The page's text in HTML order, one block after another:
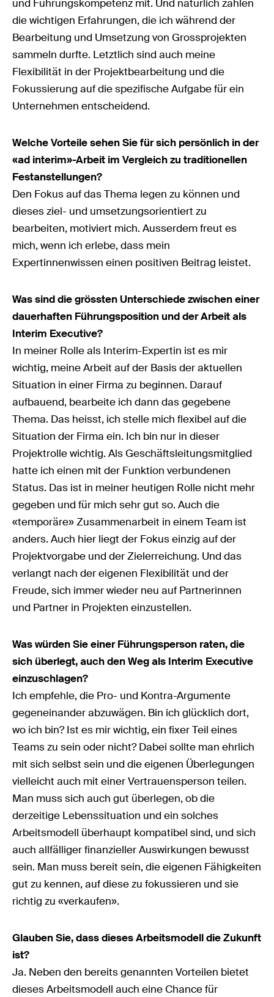
und Führungskompetenz mit. Und natürlich zählen
die wichtigen Erfahrungen, die ich während der
Bearbeitung und Umsetzung von Grossprojekten
sammeln durfte. Letztlich sind auch meine
Flexibilität in der Projektbearbeitung und die
Fokussierung auf die spezifische Aufgabe für ein
Unternehmen entscheidend.
Welche Vorteile sehen Sie für sich persönlich in der
«ad interim»-Arbeit im Vergleich zu traditionellen
Festanstellungen?
Den Fokus auf das Thema legen zu können und
dieses ziel- und umsetzungsorientiert zu
bearbeiten, motiviert mich. Ausserdem freut es
mich, wenn ich erlebe, dass mein
Expertinnenwissen einen positiven Beitrag leistet.
Was sind die grössten Unterschiede zwischen einer
dauerhaften Führungsposition und der Arbeit als
Interim Executive?
In meiner Rolle als Interim-Expertin ist es mir
wichtig, meine Arbeit auf der Basis der aktuellen
Situation in einer Firma zu beginnen. Darauf
aufbauend, bearbeite ich dann das gegebene
Thema. Das heisst, ich stelle mich flexibel auf die
Situation der Firma ein. Ich bin nur in dieser
Projektrolle wichtig. Als Geschäftsleitungsmitglied
hatte ich einen mit der Funktion verbundenen
Status. Das ist in meiner heutigen Rolle nicht mehr
gegeben und für mich sehr gut so. Auch die
«temporäre» Zusammenarbeit in einem Team ist
anders. Auch hier liegt der Fokus einzig auf der
Projektvorgabe und der Zielerreichung. Und das
verlangt nach der eigenen Flexibilität und der
Freude, sich immer wieder neu auf Partnerinnen
und Partner in Projekten einzustellen.
Was würden Sie einer Führungsperson raten, die
sich überlegt, auch den Weg als Interim Executive
einzuschlagen?
Ich empfehle, die Pro- und Kontra-Argumente
gegeneinander abzuwägen. Bin ich glücklich dort,
wo ich bin? Ist es mir wichtig, ein fixer Teil eines
Teams zu sein oder nicht? Dabei sollte man ehrlich
mit sich selbst sein und die eigenen Überlegungen
vielleicht auch mit einer Vertrauensperson teilen.
Man muss sich auch gut überlegen, ob die
derzeitige Lebenssituation und ein solches
Arbeitsmodell überhaupt kompatibel sind, und sich
auch allfälliger finanzieller Auswirkungen bewusst
sein. Man muss bereit sein, die eigenen Fähigkeiten
gut zu kennen, auf diese zu fokussieren und sie
richtig zu «verkaufen».
Glauben Sie, dass dieses Arbeitsmodell die Zukunft
ist?
Ja. Neben den bereits genannten Vorteilen bietet
dieses Arbeitsmodell auch eine Chance für